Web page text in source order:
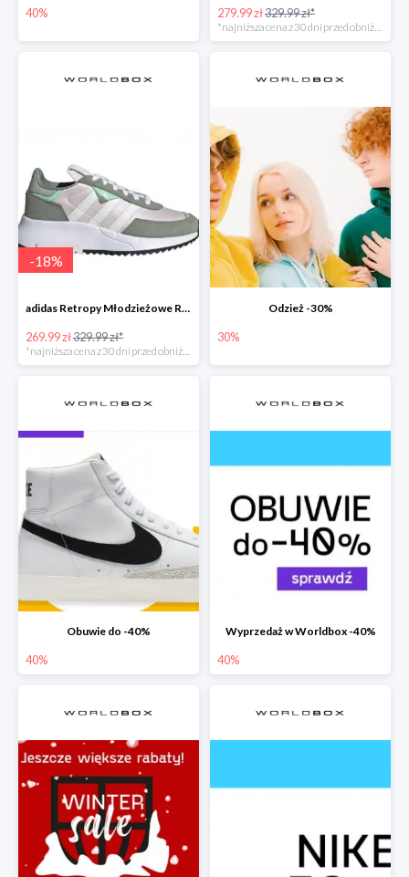
40% 279.99 zł329.99 zł*
*najniższa cena z 30 dni przed obniżką
-18%
adidas Retropy Młodzieżowe Różowe
269.99 zł329.99 zł*
Odzież -30%
30%
Obuwie do -40%
40%
Wyprzedaż w Worldbox -40%
40%